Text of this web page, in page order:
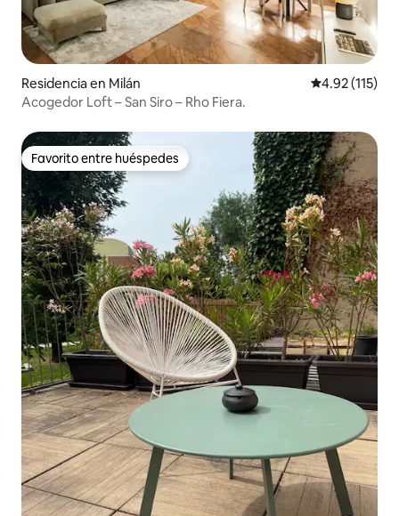
Residencia en Milán Calificación
4.92 (115)
Acogedor Loft – San Siro – Rho Fiera.
Favorito entre huéspedes
Favorito entre huéspedes